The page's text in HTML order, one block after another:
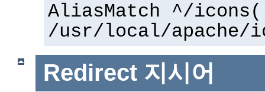
AliasMatch ^/
/usr/local/apache/
Redirect 지시어